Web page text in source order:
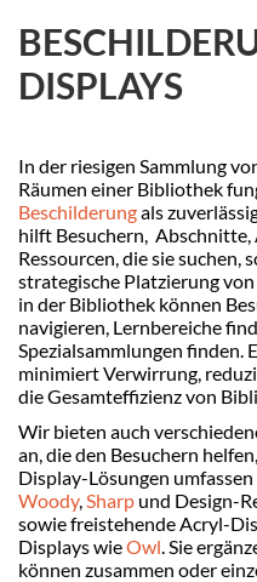
DISPLAYS
In der riesigen Sammlung
Räumen einer Bibliothek
Beschilderungals
hilft Besuchern,
Ressourcen, die sie suchen,
strategische Platzierung
in der Bibliothek können
navigieren, Lernbereiche
Spezialsammlungen finden.
minimiert Verwirrung,
die Gesamteffizienz von
Wir bieten auch
an, die den Besuchern
Display-Lösungen
Woody,Sharp und Design-
sowie freistehende Acryl-
Displays wieOwl. Sie
können zusammen oder